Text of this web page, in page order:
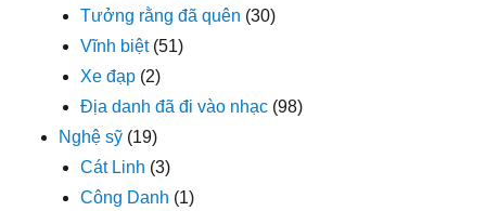
Tưởng rằng đã quên (30)
Vĩnh biệt(51)
Xe đạp (2)
Địa danh đã đi vào nhạc (98)
Nghệ sỹ (19)
Cát Linh (3)
Công Danh (1)